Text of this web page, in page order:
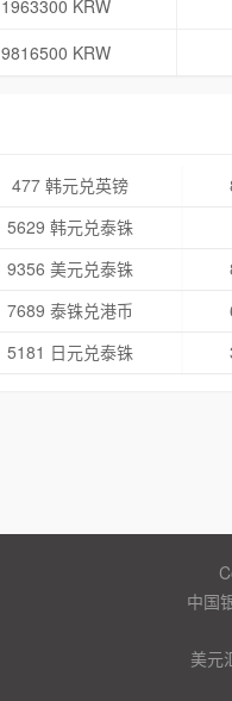
1963300 KRW
9816500 KRW
477 韩元兑英镑
5629 韩元兑泰铢
9356 美元兑泰铢
7689 泰铢兑港币
5181 日元兑泰铢
中国
美元